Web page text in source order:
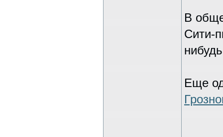
В
Сити-
Еще